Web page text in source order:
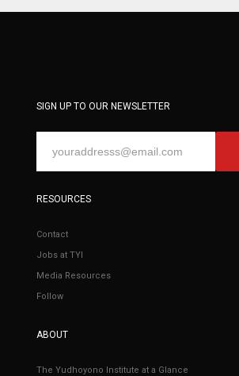
SIGN UP TO OUR NEWSLETTER
RESOURCES
Contact
Jobs at TYI
Media Resources
Follow
ABOUT
The Yudhoyono Institute at a Glance